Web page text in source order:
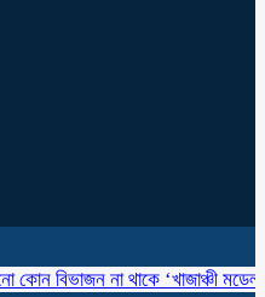
বিভাজন না থাকে ‘খাজাঞ্চী মডেল’